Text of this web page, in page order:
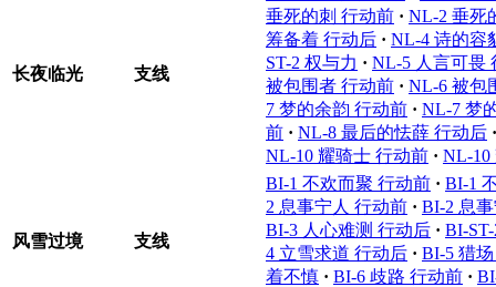
长夜临光 支线
垂死的刺 行动前 · NL-2 垂死
筹备着 行动后 · NL-4 诗的容
ST-2 权与力 · NL-5 人言可畏
被包围者 行动前 · NL-6 被包
7 梦的余韵 行动前 · NL-7 梦
前 · NL-8 最后的怯薛 行动后 ·
NL-10 耀骑士 行动前 · NL-10
风雪过境 支线
BI-1 不欢而聚 行动前 · BI-1
2 息事宁人 行动前 · BI-2 息
BI-3 人心难测 行动后 · BI-
4 立雪求道 行动后 · BI-5 猎
着不慎 · BI-6 歧路 行动前 ·